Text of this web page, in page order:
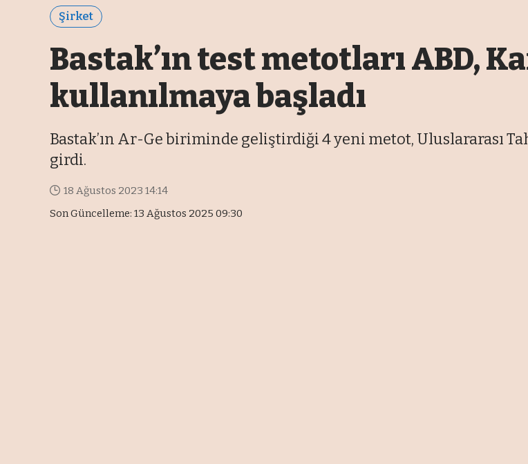
Şirket
Bastak’ın test metotları ABD,
kullanılmaya başladı
Bastak’ın Ar-Ge biriminde geliştirdiği 4 yeni metot, Uluslararası
girdi.
Son Güncelleme: 13 Ağustos 2025 09:30
18 Ağustos 2023 14:14